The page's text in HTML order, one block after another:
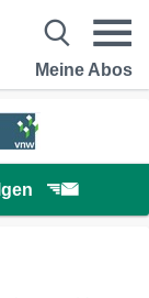
Meine Abos